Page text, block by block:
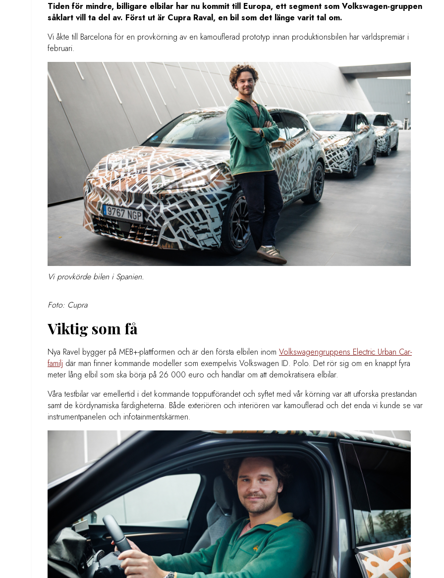
Tiden för mindre, billigare elbilar har nu kommit till Europa, ett segment som Volkswagen-gruppen
såklart vill ta del av. Först ut är Cupra Raval, en bil som det länge varit tal om.
Vi åkte till Barcelona för en provkörning av en kamouflerad prototyp innan produktionsbilen har världspremiär i
februari.
Vi provkörde bilen i Spanien.
Foto: Cupra
Viktig som få
Nya Ravel bygger på MEB+-plattformen och är den första elbilen inom Volkswagengruppens Electric Urban Car-
familj där man finner kommande modeller som exempelvis Volkswagen ID. Polo. Det rör sig om en knappt fyra
meter lång elbil som ska börja på 26 000 euro och handlar om att demokratisera elbilar.
Våra testbilar var emellertid i det kommande topputförandet och syftet med vår körning var att utforska prestandan
samt de kördynamiska färdigheterna. Både exteriören och interiören var kamouflerad och det enda vi kunde se var
instrumentpanelen och infotainmentskärmen.